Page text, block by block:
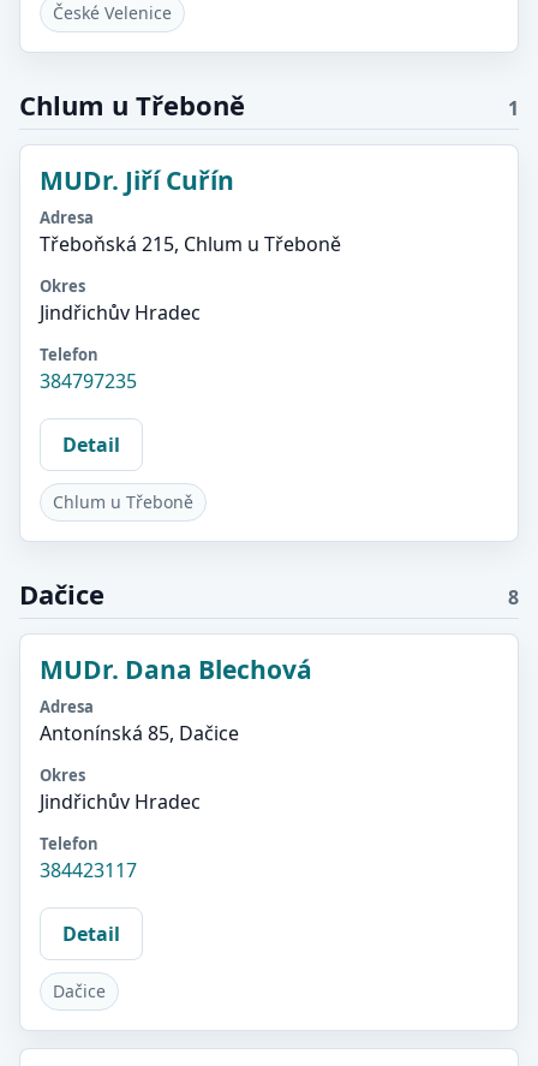
České Velenice
Chlum u Třeboně 1
MUDr. Jiří Cuřín
Adresa
Třeboňská 215, Chlum u Třeboně
Okres
Jindřichův Hradec
Telefon
384797235
Detail
Chlum u Třeboně
Dačice 8
MUDr. Dana Blechová
Adresa
Antonínská 85, Dačice
Okres
Jindřichův Hradec
Telefon
384423117
Detail
Dačice